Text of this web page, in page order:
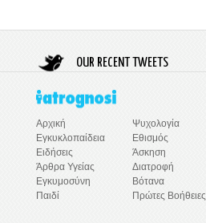
OUR RECENT TWEETS
Αρχική
Εγκυκλοπαίδεια
Ειδήσεις
Άρθρα Υγείας
Εγκυμοσύνη
Παιδί
Ψυχολογία
Εθισμός
Άσκηση
Διατροφή
Βότανα
Πρώτες Βοήθειες